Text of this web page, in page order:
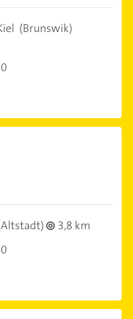
(Brunswik)
3,8 km